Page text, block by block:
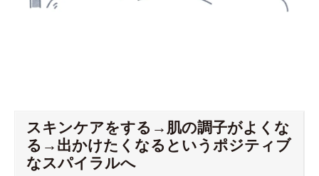
スキンケアをする→肌の調子がよくな
る→出かけたくなるというポジティブ
なスパイラルへ